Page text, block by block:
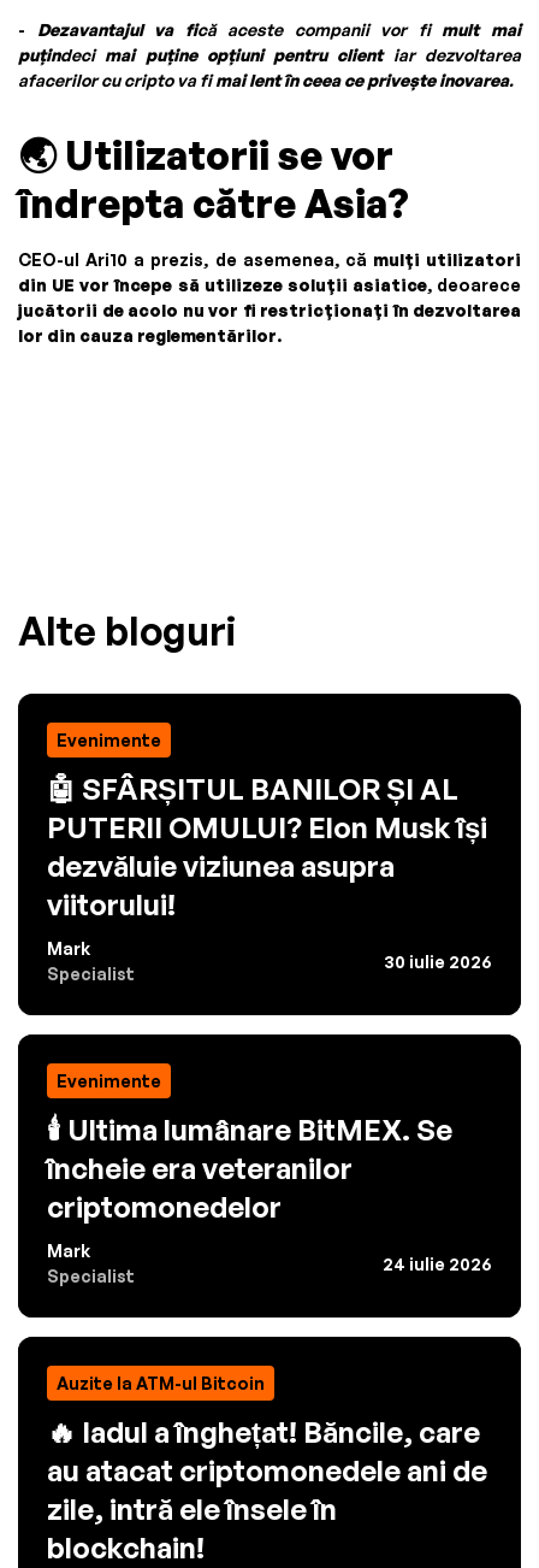
- Dezavantajul va fică aceste companii vor fi mult mai
puțindeci mai puține opțiuni pentru clientiar dezvoltarea
afacerilor cu cripto va fimai lent în ceea ce privește inovarea.
🌏 Utilizatorii se vor
îndrepta către Asia?
CEO-ul Ari10 a prezis, de asemenea, că mulți utilizatori
din UE vor începe să utilizeze soluții asiatice, deoarece
jucătorii de acolo nu vor fi restricționați în dezvoltarea
lor din cauza reglementărilor.
Alte bloguri
Evenimente
🤖 SFÂRȘITUL BANILOR ȘI AL
PUTERII OMULUI? Elon Musk își
dezvăluie viziunea asupra
viitorului!
Mark
Specialist
30 iulie 2026
Evenimente
🕯️ Ultima lumânare BitMEX. Se
încheie era veteranilor
criptomonedelor
Mark
Specialist
24 iulie 2026
Auzite la ATM-ul Bitcoin
🔥 Iadul a înghețat! Băncile, care
au atacat criptomonedele ani de
zile, intră ele însele în
blockchain!